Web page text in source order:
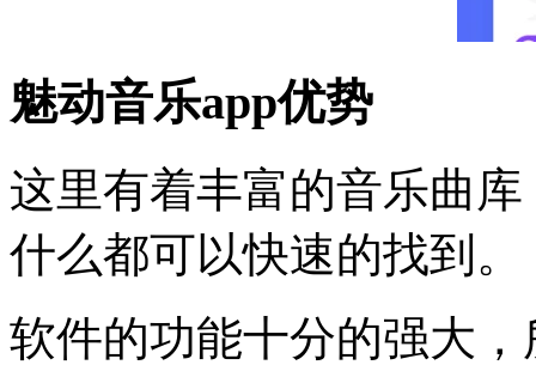
魅动音乐app优势
这里有着丰富的音乐曲
什么都可以快速的找到。
软件的功能十分的强大